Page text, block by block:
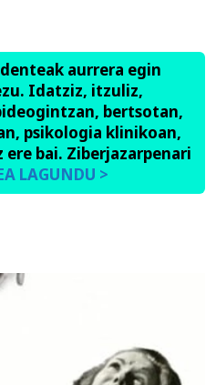
aurrera egin
Idatziz, itzuliz,
bertsotan,
psikologia klinikoan,
bai. Ziberjazarpenari
LAGUNDU >